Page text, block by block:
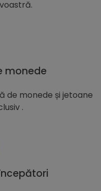
monede
de monede și jetoane
.